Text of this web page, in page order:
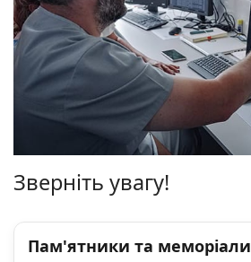
Зверніть увагу!
Пам'ятники та меморіали